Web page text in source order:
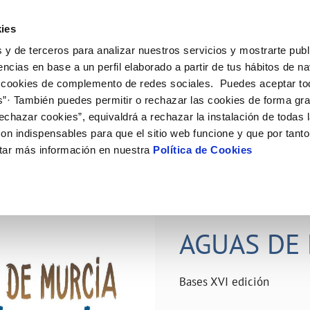
y de terceros para analizar nuestros servicios y mostrarte
en base a un perfil elaborado a partir de tus hábitos de
de complemento de redes sociales. Puedes aceptar
También puedes permitir o rechazar las cookies de forma
cookies”, equivaldrá a rechazar la instalación de todas
indispensables para que el sitio web funcione y que por
más información en nuestra Política de Cookies
de titular
de suministro
MODIFICACIÓN DE DATOS
Actualizar datos bancários
Actualizar datos de
VER TODAS LAS GESTIONES
Tu Servicio
AL CLIENTE
contacto
COMPROMISO DE SERVICIO
Carta de compromisos
Customer Counsel (Defensa del
Tu Agua
del agua
consumidor
CUIDADOS DEL AGUA
Consejos de ahorro
Depósitos comunitarios
comunitarios
Conócenos
DE GESTIÓN Y CERTIFICADOS
PERFIL DEL CONTRATANTE
Plataforma de contratación del
público
Licitaciones en curso
AGUAS
Bases XVI edición